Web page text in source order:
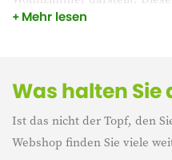
ein glattes Design mit einer
leicht zu transportieren,
Wetterbedingungen sorgen.
ein Abflussloch und einen
Mehr lesen
Was halten Sie
Ist das nicht der Topf, den
Webshop finden Sie viele